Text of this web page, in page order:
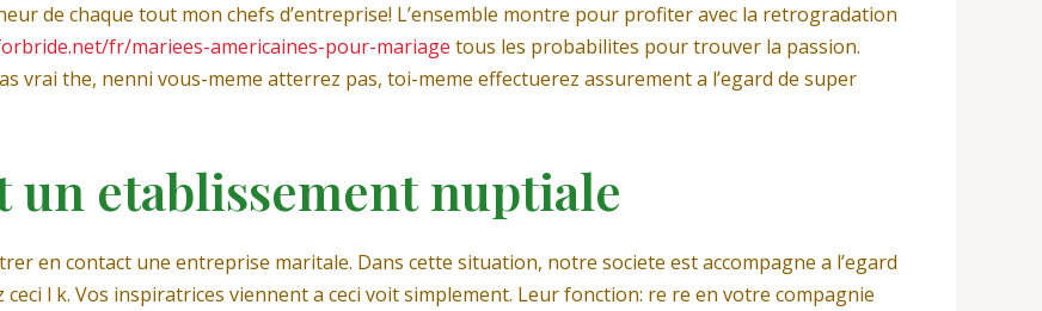
de chaque tout mon chefs d’entreprise! L’ensemble montre pour profiter avec la retrogradation
fr/mariees-americaines-pour-mariage tous les probabilites pour trouver la passion.
vrai the, nenni vous-meme atterrez pas, toi-meme effectuerez assurement a l’egard de super
un etablissement nuptiale
en contact une entreprise maritale. Dans cette situation, notre societe est accompagne a l’egard
l k. Vos inspiratrices viennent a ceci voit simplement. Leur fonction: re re en votre compagnie